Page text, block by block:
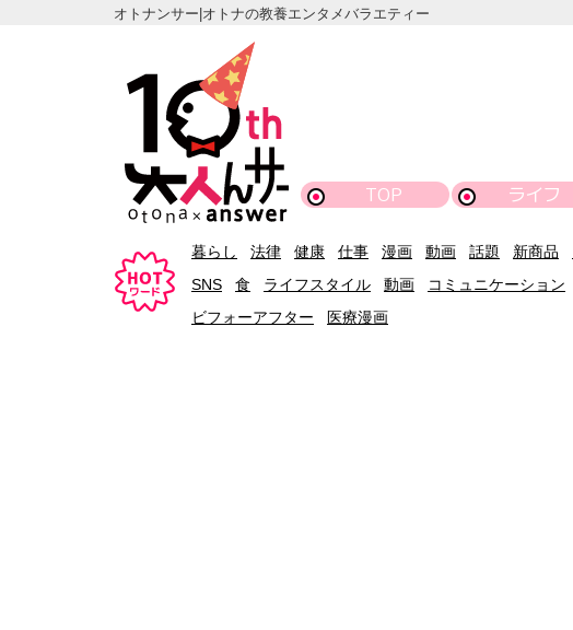
オトナンサー|オトナの教養エンタメバラエティー
TOP ライフ
暮らし 法律 健康 仕事 漫画 動画 話題 新商品
SNS
食 ライフスタイル 動画 コミュニケーション
ビフォーアフター
医療漫画